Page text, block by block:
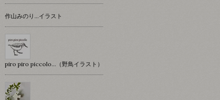
作山みのり…イラスト
piro piro piccolo…（野鳥イラスト）